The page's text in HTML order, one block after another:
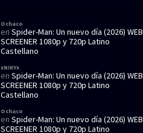
Ochaco
en Spider-Man: Un nuevo día (2026) WEB
SCREENER 1080p y 720p Latino
Castellano
xNIKYx
en Spider-Man: Un nuevo día (2026) WEB
SCREENER 1080p y 720p Latino
Castellano
Ochaco
en Spider-Man: Un nuevo día (2026) WEB
SCREENER 1080p y 720p Latino